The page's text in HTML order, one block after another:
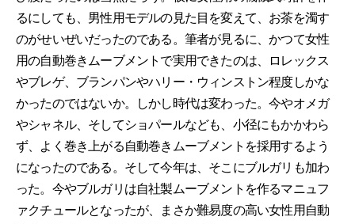
るにしても、男性用モデルの見た目を変えて、お茶を濁す
のがせいぜいだったのである。筆者が見るに、かつて女性
用の自動巻きムーブメントで実用できたのは、ロレックス
やブレゲ、ブランパンやハリー・ウィンストン程度しかな
かったのではないか。しかし時代は変わった。今やオメガ
やシャネル、そしてショパールなども、小径にもかかわら
ず、よく巻き上がる自動巻きムーブメントを採用するよう
になったのである。そして今年は、そこにブルガリも加わ
った。今やブルガリは自社製ムーブメントを作るマニュフ
ァクチュールとなったが、まさか難易度の高い女性用自動